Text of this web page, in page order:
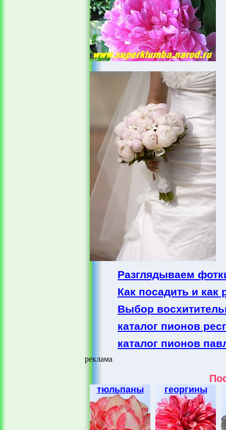
Разглядываем
Как посадить и
Выбор
каталог пионов
каталог пионов
реклама
тюльпаны георгины